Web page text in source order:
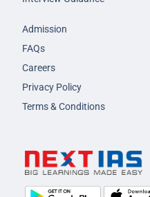
Admission
FAQs
Careers
Privacy Policy
Terms & Conditions